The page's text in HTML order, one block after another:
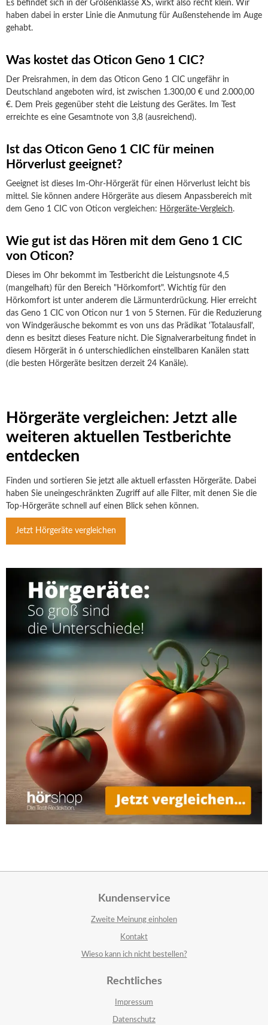
Es befindet sich in der Größenklasse XS, wirkt also recht klein. Wir
haben dabei in erster Linie die Anmutung für Außenstehende im Auge
gehabt.
Was kostet das Oticon Geno 1 CIC?
Der Preisrahmen, in dem das Oticon Geno 1 CIC ungefähr in
Deutschland angeboten wird, ist zwischen 1.300,00 € und 2.000,00
€. Dem Preis gegenüber steht die Leistung des Gerätes. Im Test
erreichte es eine Gesamtnote von 3,8 (ausreichend).
Ist das Oticon Geno 1 CIC für meinen
Hörverlust geeignet?
Geeignet ist dieses Im-Ohr-Hörgerät für einen Hörverlust leicht bis
mittel. Sie können andere Hörgeräte aus diesem Anpassbereich mit
dem Geno 1 CIC von Oticon vergleichen: Hörgeräte-Vergleich.
Wie gut ist das Hören mit dem Geno 1 CIC
von Oticon?
Dieses im Ohr bekommt im Testbericht die Leistungsnote 4,5
(mangelhaft) für den Bereich "Hörkomfort". Wichtig für den
Hörkomfort ist unter anderem die Lärmunterdrückung. Hier erreicht
das Geno 1 CIC von Oticon nur 1 von 5 Sternen. Für die Reduzierung
von Windgeräusche bekommt es von uns das Prädikat 'Totalausfall',
denn es besitzt dieses Feature nicht. Die Signalverarbeitung findet in
diesem Hörgerät in 6 unterschiedlichen einstellbaren Kanälen statt
(die besten Hörgeräte besitzen derzeit 24 Kanäle).
Hörgeräte vergleichen: Jetzt alle
weiteren aktuellen Testberichte
entdecken
Finden und sortieren Sie jetzt alle aktuell erfassten Hörgeräte. Dabei
haben Sie uneingeschränkten Zugriff auf alle Filter, mit denen Sie die
Top-Hörgeräte schnell auf einen Blick sehen können.
Jetzt Hörgeräte vergleichen
Kundenservice
Zweite Meinung einholen
Kontakt
Wieso kann ich nicht bestellen?
Rechtliches
Impressum
Datenschutz